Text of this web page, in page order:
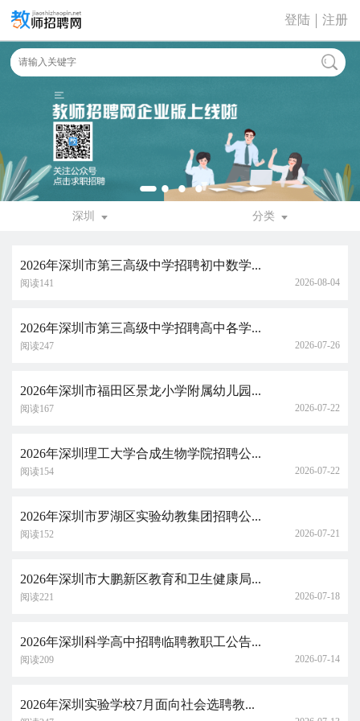
登陆 注册
深圳 分类
2026年深圳市第三高级中学招聘初中数学...
阅读141 2026-08-04
2026年深圳市第三高级中学招聘高中各学...
阅读247 2026-07-26
2026年深圳市福田区景龙小学附属幼儿园...
阅读167 2026-07-22
2026年深圳理工大学合成生物学院招聘公...
阅读154 2026-07-22
2026年深圳市罗湖区实验幼教集团招聘公...
阅读152 2026-07-21
2026年深圳市大鹏新区教育和卫生健康局...
阅读221 2026-07-18
2026年深圳科学高中招聘临聘教职工公告...
阅读209 2026-07-14
2026年深圳实验学校7月面向社会选聘教...